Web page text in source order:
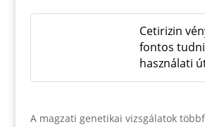
Cetirizin
fontos
használati
A magzati genetikai vizsgálatok